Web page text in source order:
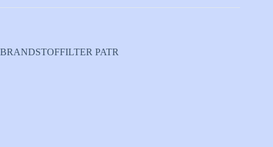
BRANDSTOFFILTER PATR